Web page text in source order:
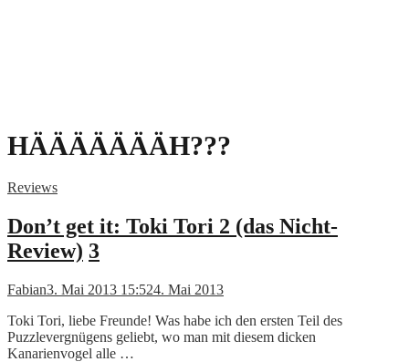
HÄÄÄÄÄÄÄH???
Reviews
Don’t get it: Toki Tori 2 (das Nicht-
Review) 3
Fabian3. Mai 2013 15:524. Mai 2013
Toki Tori, liebe Freunde! Was habe ich den ersten Teil des
Puzzlevergnügens geliebt, wo man mit diesem dicken
Kanarienvogel alle …